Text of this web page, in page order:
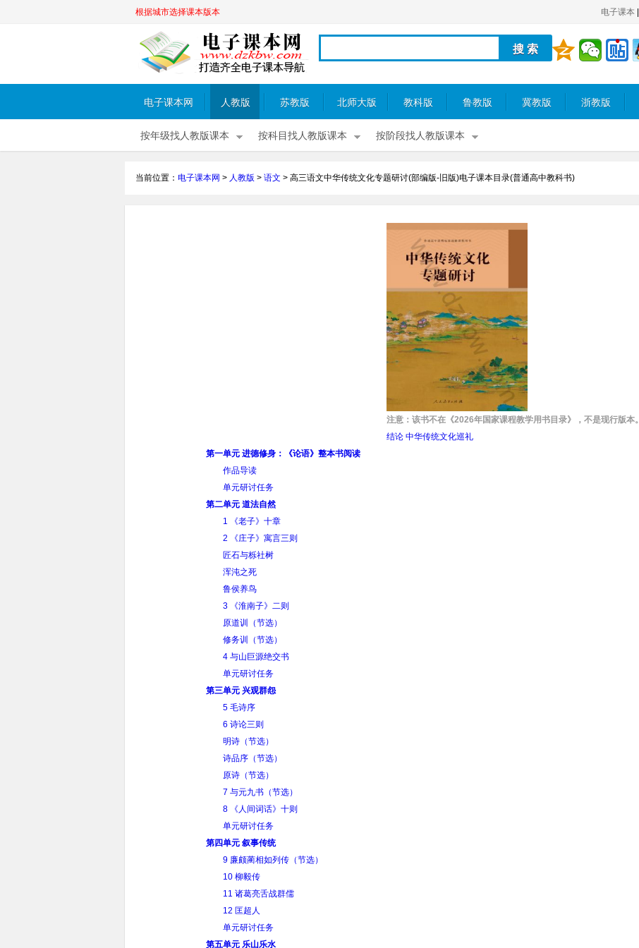
根据城市选择课本版本 电子课本
电子课本网 人教版 苏教版 北师大版 教科版 鲁教版 冀教版 浙教版
按年级找人教版课本 按科目找人教版课本 按阶段找人教版课本
当前位置： 电子课本网 > 人教版 > 语文 > 高三语文中华传统文化专题研讨(部编版-旧版)电子课本目录(普通高中教科书)
注意：该书不在《2026年国家课程教学用书目录》，不是现行版本。
结论 中华传统文化巡礼
第一单元 进德修身：《论语》整本书阅读
作品导读
单元研讨任务
第二单元 道法自然
1 《老子》十章
2 《庄子》寓言三则
匠石与栎社树
浑沌之死
鲁侯养鸟
3 《淮南子》二则
原道训（节选）
修务训（节选）
4 与山巨源绝交书
单元研讨任务
第三单元 兴观群怨
5 毛诗序
6 诗论三则
明诗（节选）
诗品序（节选）
原诗（节选）
7 与元九书（节选）
8 《人间词话》十则
单元研讨任务
第四单元 叙事传统
9 廉颇蔺相如列传（节选）
10 柳毅传
11 诸葛亮舌战群儒
12 匡超人
单元研讨任务
第五单元 乐山乐水